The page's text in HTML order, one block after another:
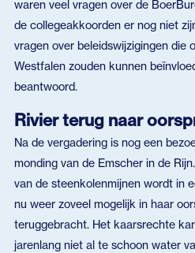
waren veel vragen over de
de collegeakkoorden er nog niet
vragen over beleidswijzigingen die
Westfalen zouden kunnen
beantwoord.
Rivier terug naar
Na de vergadering is nog een
monding van de Emscher in de
van de steenkolenmijnen wordt in
nu weer zoveel mogelijk in haar
teruggebracht. Het kaarsrechte
jarenlang niet al te schoon water